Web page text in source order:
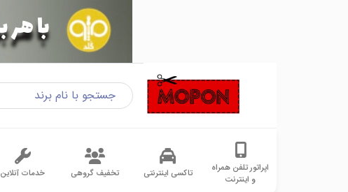
اپراتور تلفن همراه
و اینترنت
تاکسی اینترنتی تخفیف گروهی خدمات آنلاین